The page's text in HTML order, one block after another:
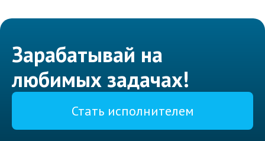
Зарабатывай на
любимых задачах!
Стать исполнителем